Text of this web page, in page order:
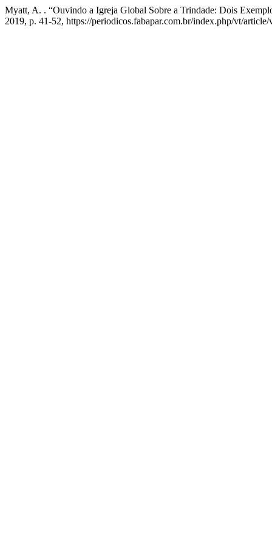
Myatt, A. . “Ouvindo a Igreja Global Sobre a Trindade: Dois
2019, p. 41-52, https://periodicos.fabapar.com.br/index.php/vt/